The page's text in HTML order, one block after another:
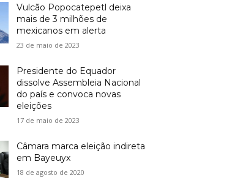
Vulcão Popocatepetl deixa
mais de 3 milhões de
mexicanos em alerta
23 de maio de 2023
Presidente do Equador
dissolve Assembleia Nacional
do país e convoca novas
eleições
17 de maio de 2023
Câmara marca eleição indireta
em Bayeuyx
18 de agosto de 2020